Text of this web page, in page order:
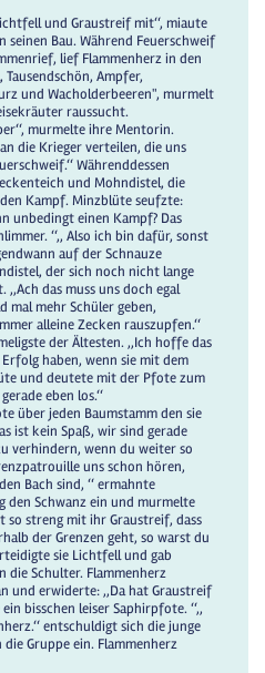
und Graustreif mit‘‘, miaute
Bau. Während Feuerschweif
lief Flammenherz in den
Ampfer,
und Wacholderbeeren", murmelt
raussucht.
murmelte ihre Mentorin.
die Krieger verteilen, die uns
Währenddessen
und Mohndistel, die
Kampf. Minzblüte seufzte:
unbedingt einen Kampf? Das
‘‘,, Also ich bin dafür, sonst
auf der Schnauze
der sich noch nicht lange
,,Ach das muss uns doch egal
mal mehr Schüler geben,
alleine Zecken rauszupfen.‘‘
der Ältesten. ,,Ich hoffe das
haben, wenn sie mit dem
und deutete mit der Pfote zum
eben los.‘‘
über jeden Baumstamm den sie
ist kein Spaß, wir sind gerade
verhindern, wenn du weiter so
uns schon hören,
Bach sind, ‘‘ ermahnte
den Schwanz ein und murmelte
so streng mit ihr Graustreif, dass
der Grenzen geht, so warst du
sie Lichtfell und gab
die Schulter. Flammenherz
und erwiderte: ,,Da hat Graustreif
bisschen leiser Saphirpfote. ‘‘,,
entschuldigt sich die junge
Gruppe ein. Flammenherz